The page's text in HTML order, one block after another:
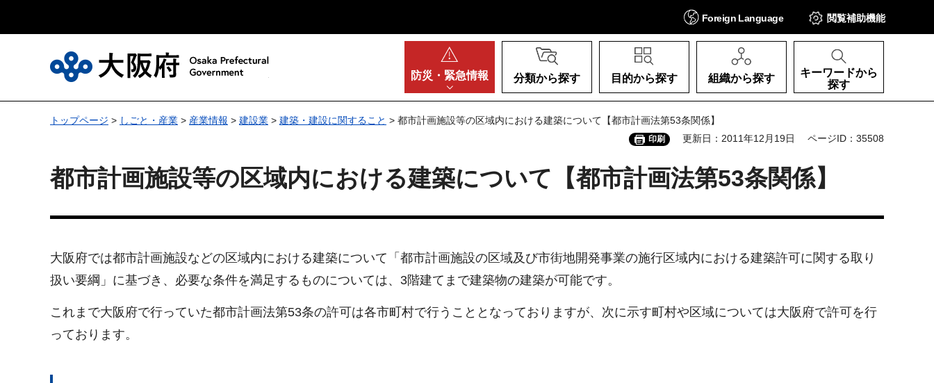
Foreign Language 閲覧補助機能
防災・ 緊急情報 分類から探す 目的から探す 組織から探す
キーワードから
探す
トップページ > しごと・産業 > 産業情報 > 建設業 > 建築・建設に関すること > 都市計画施設等の区域内における建築について【都市計画法第53条関係】
印刷 更新日：2011年12月19日 ページID：35508
都市計画施設等の区域内における建築について【都市計画法第53条関係】
大阪府では都市計画施設などの区域内における建築について「都市計画施設の区域及び市街地開発事業の施行区域内における建築許可に関する取り
扱い要綱」に基づき、必要な条件を満足するものについては、3階建てまで建築物の建築が可能です。
これまで大阪府で行っていた都市計画法第53条の許可は各市町村で行うこととなっておりますが、次に示す町村や区域については大阪府で許可を行
っております。